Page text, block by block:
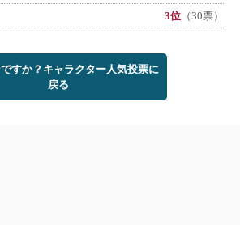
3位 （30票）
すか？キャラクター人気投票に
戻る